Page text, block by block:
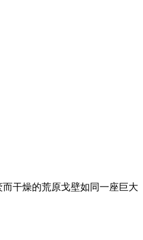
干燥的荒原戈壁如同一座巨大